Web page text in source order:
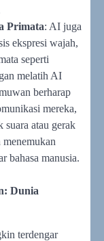
Primata: AI juga
ekspresi wajah,
seperti
melatih AI
berharap
mereka,
atau gerak
bahasa manusia.
Dunia
terdengar